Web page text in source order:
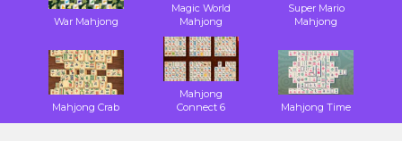
War Mahjong
Magic World
Mahjong
Super Mario
Mahjong
Mahjong Crab
Mahjong
Connect 6
Mahjong Time